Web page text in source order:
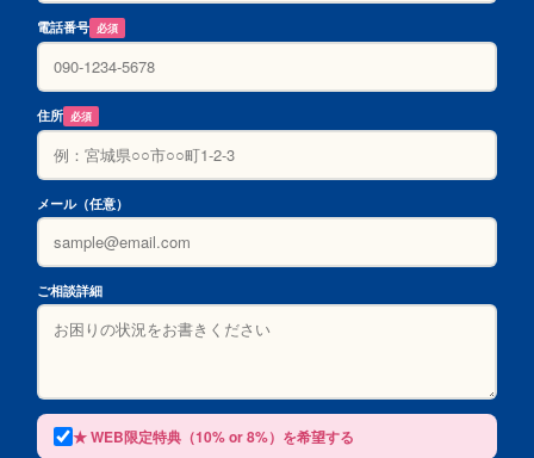
電話番号 必須
住所 必須
メール（任意）
ご相談詳細
★ WEB限定特典（10% or 8%）を希望する